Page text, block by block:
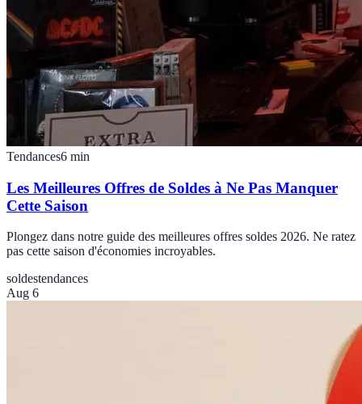
Tendances6 min
Les Meilleures Offres de Soldes à Ne Pas Manquer
Cette Saison
Plongez dans notre guide des meilleures offres soldes 2026. Ne ratez
pas cette saison d'économies incroyables.
soldestendances
Aug 6